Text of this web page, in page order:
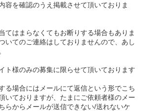
容を確認のうえ掲載させて頂いておりま
てはまらなくてもお断りする場合もありま
いてのご連絡はしておりませんので、あし
ト様のみの募集に限らせて頂いております
る場合にはメールにて返信という形でこち
いておりますが、たまにご依頼者様のメー
らからメールが送信できない/送れないケ